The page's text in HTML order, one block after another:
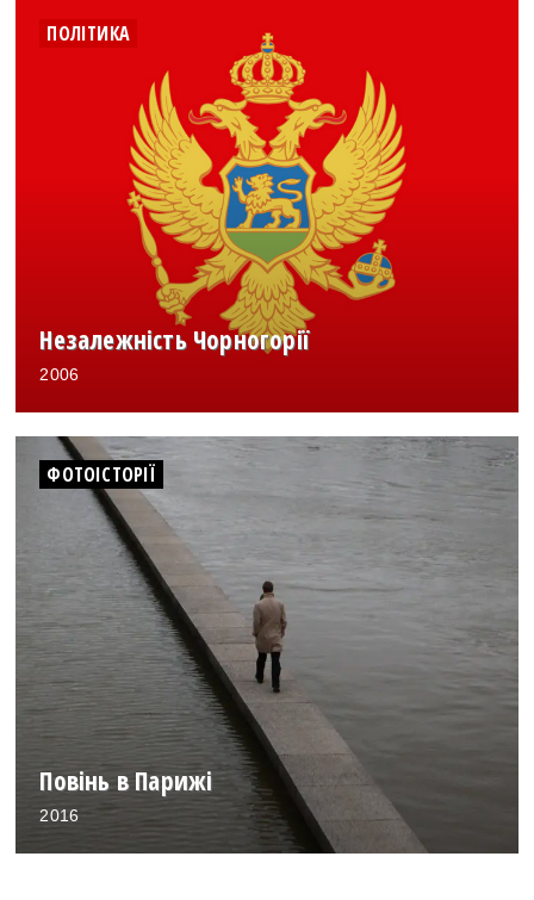
ПОЛІТИКА
Незалежність Чорногорії
2006
ФОТОІСТОРІЇ
Повінь в Парижі
2016